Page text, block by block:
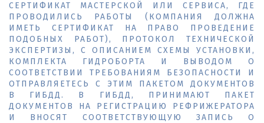
СЕРТИФИКАТ МАСТЕРСКОЙ ИЛИ СЕРВИСА, ГДЕ
ПРОВОДИЛИСЬ РАБОТЫ (КОМПАНИЯ ДОЛЖНА
ИМЕТЬ СЕРТИФИКАТ НА ПРАВО ПРОВЕДЕНИЕ
ПОДОБНЫХ РАБОТ), ПРОТОКОЛ ТЕХНИЧЕСКОЙ
ЭКСПЕРТИЗЫ, С ОПИСАНИЕМ СХЕМЫ УСТАНОВКИ,
КОМПЛЕКТА ГИДРОБОРТА И ВЫВОДОМ О
СООТВЕТСТВИИ ТРЕБОВАНИЯМ БЕЗОПАСНОСТИ И
ОТПРАВЛЯЕТЕСЬ С ЭТИМ ПАКЕТОМ ДОКУМЕНТОВ
В ГИБДД. В ГИБДД, ПРИНИМАЮТ ПАКЕТ
ДОКУМЕНТОВ НА РЕГИСТРАЦИЮ РЕФРИЖЕРАТОРА
И ВНОСЯТ СООТВЕТСТВУЮЩУЮ ЗАПИСЬ О